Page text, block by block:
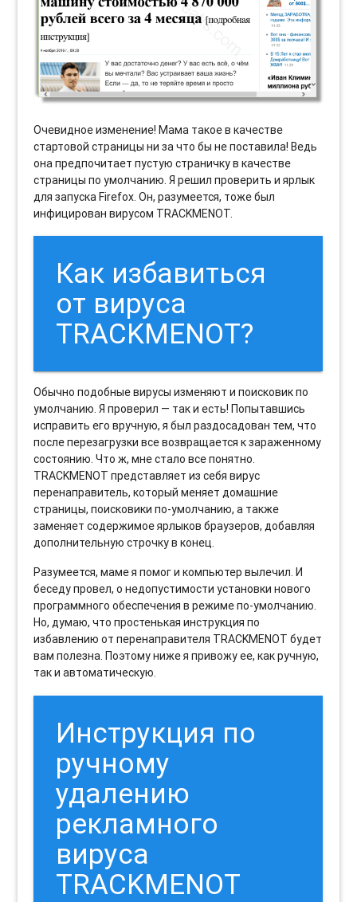
Очевидное изменение! Мама такое в качестве
стартовой страницы ни за что бы не поставила! Ведь
она предпочитает пустую страничку в качестве
страницы по умолчанию. Я решил проверить и ярлык
для запуска Firefox. Он, разумеется, тоже был
инфицирован вирусом TRACKMENOT.
Как избавиться
от вируса
TRACKMENOT?
Обычно подобные вирусы изменяют и поисковик по
умолчанию. Я проверил — так и есть! Попытавшись
исправить его вручную, я был раздосадован тем, что
после перезагрузки все возвращается к зараженному
состоянию. Что ж, мне стало все понятно.
TRACKMENOT представляет из себя вирус
перенаправитель, который меняет домашние
страницы, поисковики по-умолчанию, а также
заменяет содержимое ярлыков браузеров, добавляя
дополнительную строчку в конец.
Разумеется, маме я помог и компьютер вылечил. И
беседу провел, о недопустимости установки нового
программного обеспечения в режиме по-умолчанию.
Но, думаю, что простенькая инструкция по
избавлению от перенаправителя TRACKMENOT будет
вам полезна. Поэтому ниже я привожу ее, как ручную,
так и автоматическую.
Инструкция по
ручному
удалению
рекламного
вируса
TRACKMENOT